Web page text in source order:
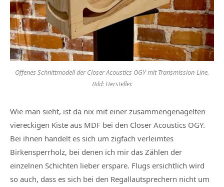
Offenes Schnittmodell der Closer Acoustics OGY mit Transmission-Line.
Bild: Hersteller.
Wie man sieht, ist da nix mit einer zusammengenagelten
viereckigen Kiste aus MDF bei den Closer Acoustics OGY.
Bei ihnen handelt es sich um zigfach verleimtes
Birkensperrholz, bei denen ich mir das Zählen der
einzelnen Schichten lieber erspare. Flugs ersichtlich wird
so auch, dass es sich bei den Regallautsprechern nicht um